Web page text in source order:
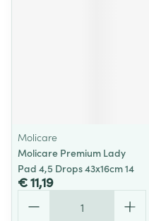
Molicare
Molicare Premium Lady
Pad 4,5 Drops 43x16cm 14
€ 11,19